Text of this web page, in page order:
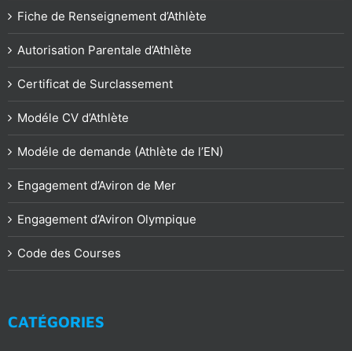
Fiche de Renseignement d’Athlète
Autorisation Parentale d’Athlète
Certificat de Surclassement
Modéle CV d’Athlète
Modéle de demande (Athlète de l’EN)
Engagement d’Aviron de Mer
Engagement d’Aviron Olympique
Code des Courses
CATÉGORIES